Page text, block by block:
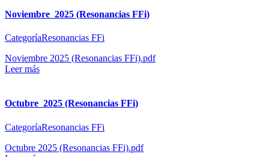
Noviembre 2025 (Resonancias FFi)
CategoríaResonancias FFi
Noviembre 2025 (Resonancias FFi).pdf
Leer más
Octubre 2025 (Resonancias FFi)
CategoríaResonancias FFi
Octubre 2025 (Resonancias FFi).pdf